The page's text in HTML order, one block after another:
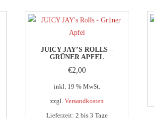
JUICY JAY’S ROLLS –
GRÜNER APFEL
€2,00
inkl. 19 % MwSt.
zzgl. Versandkosten
Lieferzeit: 2 bis 3 Tage